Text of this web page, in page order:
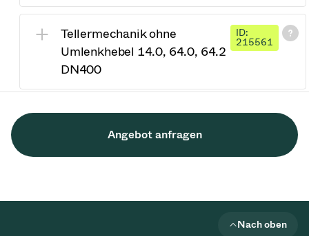
Tellermechanik ohne
Umlenkhebel 14.0, 64.0, 64.2
DN400
ID:
215561
Angebot anfragen
Nach oben